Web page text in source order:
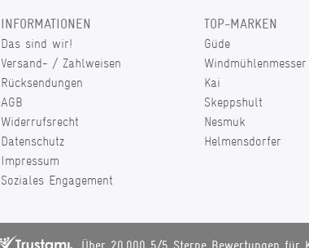
INFORMATIONEN
Das sind wir!
Versand- / Zahlweisen
Rücksendungen
AGB
Widerrufsrecht
Datenschutz
Impressum
Soziales Engagement
TOP-MARKEN
Güde
Windmühlenmesser
Kai
Skeppshult
Nesmuk
Helmensdorfer